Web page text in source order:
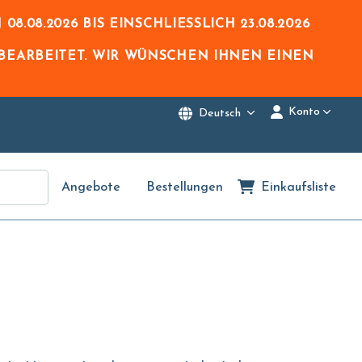
08.08.2026BIS EINSCHLIESSLICH 23.08.2026
WIR WÜNSCHEN IHNEN EINEN
Deutsch Konto
Angebote Bestellungen Einkaufsliste